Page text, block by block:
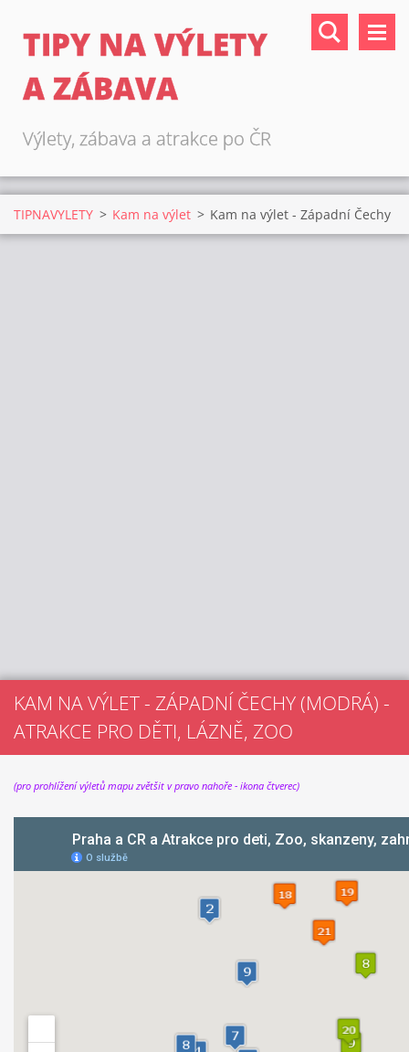
TIPY NA VÝLETY
A ZÁBAVA
Výlety, zábava a atrakce po ČR
TIPNAVYLETY > Kam na výlet > Kam na výlet - Západní Čechy
KAM NA VÝLET - ZÁPADNÍ ČECHY (MODRÁ) -
ATRAKCE PRO DĚTI, LÁZNĚ, ZOO
(pro prohlížení výletů mapu zvětšit v pravo nahoře - ikona čtverec)